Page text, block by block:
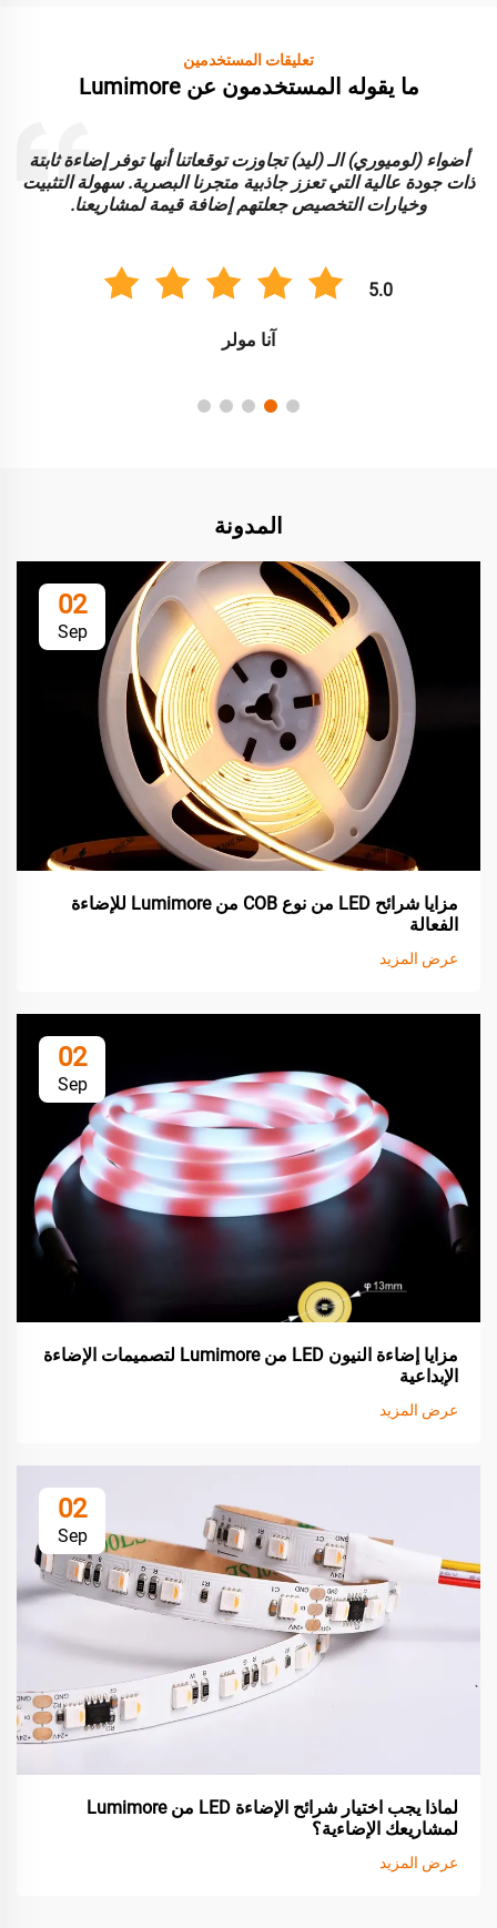
تعليقات المستخدمين
ما يقوله المستخدمون عن Lumimore
أضواء (لوميوري) الـ (ليد) تجاوزت توقعاتنا أنها توفر إضاءة ثابتة
ذات جودة عالية التي تعزز جاذبية متجرنا البصرية. سهولة التثبيت
وخيارات التخصيص جعلتهم إضافة قيمة لمشاريعنا.
5.0
آنا مولر
المدونة
02
Sep
مزايا شرائح LED من نوع COB من Lumimore للإضاءة
الفعالة
عرض المزيد
02
Sep
مزايا إضاءة النيون LED من Lumimore لتصميمات الإضاءة
الإبداعية
عرض المزيد
02
Sep
لماذا يجب اختيار شرائح الإضاءة LED من Lumimore
لمشاريعك الإضاءية؟
عرض المزيد